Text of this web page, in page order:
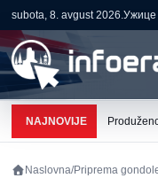
subota, 8. avgust 2026.Ужице
NAJNOVIJE
Naslovna/Priprema